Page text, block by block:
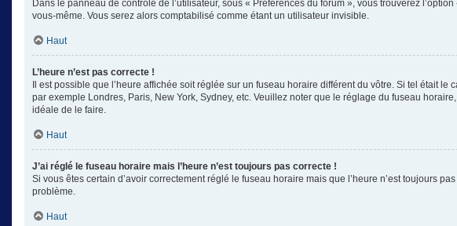
Dans le panneau de contrôle de l’utilisateur, sous « Préférences du forum », vous trouverez
vous-même. Vous serez alors comptabilisé comme étant un utilisateur invisible.
Haut
L’heure n’est pas correcte !
Il est possible que l’heure affichée soit réglée sur un fuseau horaire différent du vôtre. Si tel était
par exemple Londres, Paris, New York, Sydney, etc. Veuillez noter que le réglage du fuseau
idéale de le faire.
Haut
J’ai réglé le fuseau horaire mais l’heure n’est toujours pas correcte !
Si vous êtes certain d’avoir correctement réglé le fuseau horaire mais que l’heure n’est toujours
problème.
Haut